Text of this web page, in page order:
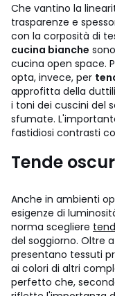
Che vantino la
trasparenze e
con la corposità di
cucina bianche
cucina open space.
opta, invece, per
approfitta della
i toni dei cuscini del
sfumate.
fastidiosi contrasti
Tende
Anche in ambienti
esigenze di
norma scegliere
del soggiorno. Oltre
presentano tessuti
ai colori di altri
perfetto che,